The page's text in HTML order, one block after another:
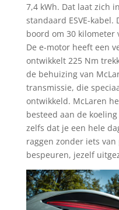
7,4 kWh. Dat laat zich
standaard ESVE-
boord om 30
De e-motor heeft een
ontwikkelt 225 Nm
de behuizing van
transmissie, die
ontwikkeld. McLaren
besteed aan de
zelfs dat je een hele
raggen zonder iets
bespeuren, jezelf